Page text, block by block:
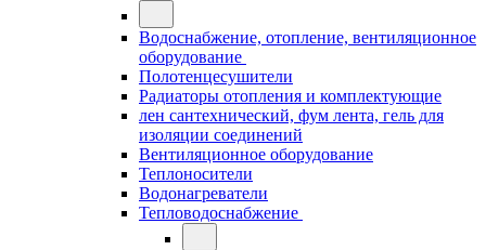
Водоснабжение, отопление, вентиляционное
оборудование
Полотенцесушители
Радиаторы отопления и комплектующие
лен сантехнический, фум лента, гель для
изоляции соединений
Вентиляционное оборудование
Теплоносители
Водонагреватели
Тепловодоснабжение